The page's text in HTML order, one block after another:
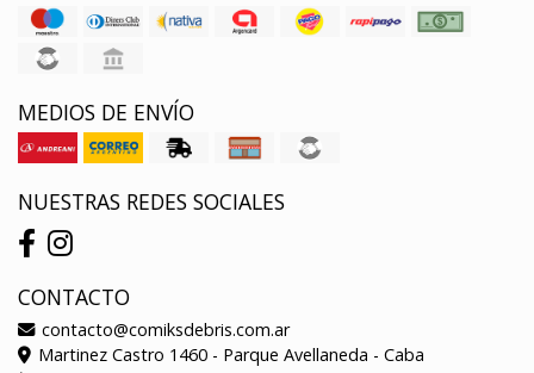
MEDIOS DE ENVÍO
NUESTRAS REDES SOCIALES
CONTACTO
contacto@comiksdebris.com.ar
Martinez Castro 1460 - Parque Avellaneda - Caba